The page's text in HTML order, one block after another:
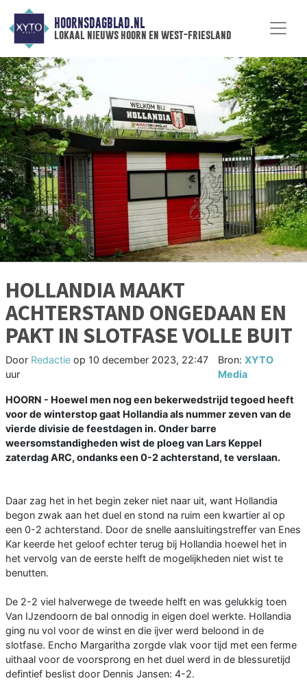
HOORNSDAGBLAD.NL
lokaal nieuws hoorn en west-friesland
HOLLANDIA MAAKT
ACHTERSTAND ONGEDAAN EN
PAKT IN SLOTFASE VOLLE BUIT
Door Redactie op 10 december 2023, 22:47
uur
Bron: XYTO
Media
HOORN - Hoewel men nog een bekerwedstrijd tegoed heeft
voor de winterstop gaat Hollandia als nummer zeven van de
vierde divisie de feestdagen in. Onder barre
weersomstandigheden wist de ploeg van Lars Keppel
zaterdag ARC, ondanks een 0-2 achterstand, te verslaan.
Daar zag het in het begin zeker niet naar uit, want Hollandia
begon zwak aan het duel en stond na ruim een kwartier al op
een 0-2 achterstand. Door de snelle aansluitingstreffer van Enes
Kar keerde het geloof echter terug bij Hollandia hoewel het in
het vervolg van de eerste helft de mogelijkheden niet wist te
benutten.
De 2-2 viel halverwege de tweede helft en was gelukkig toen
Van IJzendoorn de bal onnodig in eigen doel werkte. Hollandia
ging nu vol voor de winst en die ijver werd beloond in de
slotfase. Encho Margaritha zorgde vlak voor tijd met een ferme
uithaal voor de voorsprong en het duel werd in de blessuretijd
defintief beslist door Dennis Jansen: 4-2.